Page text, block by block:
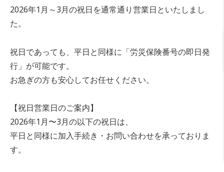
2026年1月～3月の祝日を通常通り営業日といたしまし
た。
祝日であっても、平日と同様に「労災保険番号の即日発
行」が可能です。
お急ぎの方も安心してお任せください。
【祝日営業日のご案内】
2026年1月〜3月の以下の祝日は、
平日と同様に加入手続き・お問い合わせを承っておりま
す。